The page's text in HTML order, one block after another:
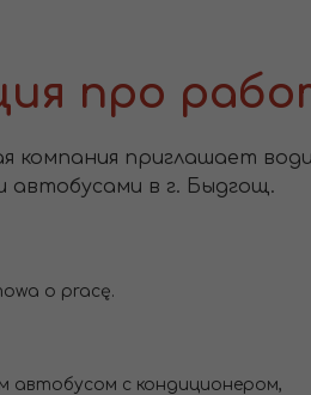
про
компания приглашает
автобусами в г. Быдгощ.
o pracę.
автобусом с кондиционером,